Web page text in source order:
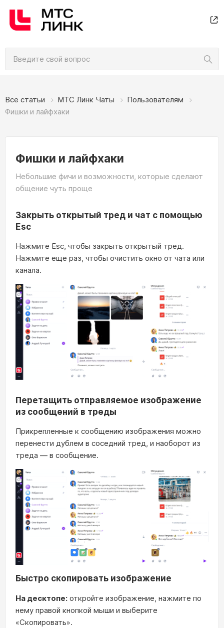
Все статьи МТС Линк Чаты
Пользователям
Фишки и лайфхаки
Фишки и лайфхаки
Небольшие фичи и возможности, которые сделают
общение чуть проще
Закрыть открытый тред и чат с помощью
Esc
Нажмите Esc, чтобы закрыть открытый тред.
Нажмите еще раз, чтобы очистить окно от чата или
канала.
Перетащить отправляемое изображение
из сообщений в треды
Прикрепленные к сообщению изображения можно
перенести дублем в соседний тред, и наоборот из
треда — в сообщение.
Быстро скопировать изображение
На десктопе: откройте изображение, нажмите по
нему правой кнопкой мыши и выберите
«Скопировать».